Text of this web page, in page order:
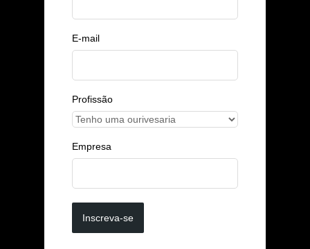
E-mail
Profissão
Empresa
Inscreva-se